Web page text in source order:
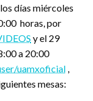
días miércoles
horas, por
y el 29
a 20:00
uamxoficial
mesas: